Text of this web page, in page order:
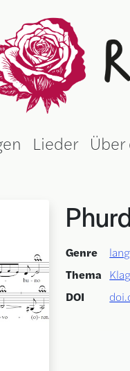
Lieder
Genre
Thema
DOI